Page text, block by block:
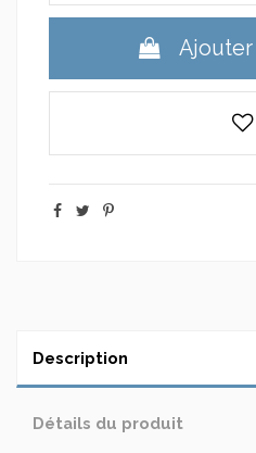
Ajouter
Description
Détails du produit